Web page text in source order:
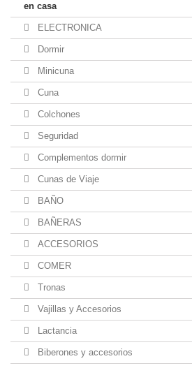
en casa
ELECTRONICA
Dormir
Minicuna
Cuna
Colchones
Seguridad
Complementos dormir
Cunas de Viaje
BAÑO
BAÑERAS
ACCESORIOS
COMER
Tronas
Vajillas y Accesorios
Lactancia
Biberones y accesorios